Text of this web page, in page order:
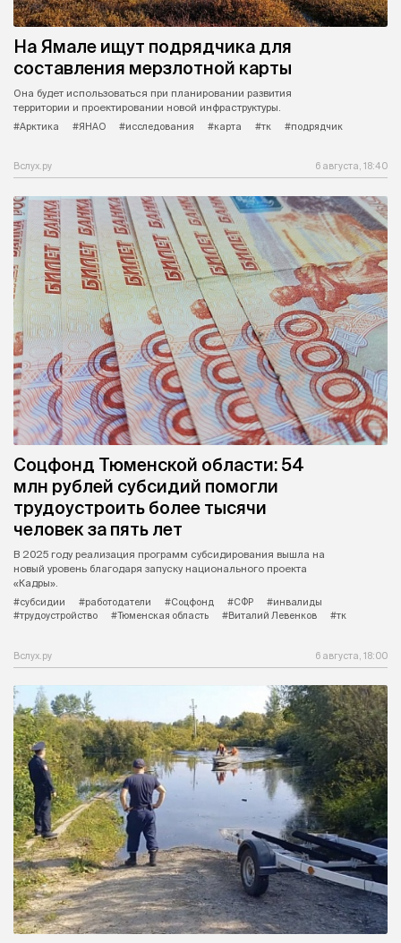
На Ямале ищут подрядчика для
составления мерзлотной карты
Она будет использоваться при планировании развития
территории и проектировании новой инфраструктуры.
#Арктика
#ЯНАО #исследования #карта #тк #подрядчик
Вслух.ру 6 августа, 18:40
Соцфонд Тюменской области: 54
млн рублей субсидий помогли
трудоустроить более тысячи
человек за пять лет
В 2025 году реализация программ субсидирования вышла на
новый уровень благодаря запуску национального проекта
«Кадры».
#субсидии
#работодатели #Соцфонд #СФР
#инвалиды
#трудоустройство
#Тюменская область #Виталий Левенков #тк
Вслух.ру 6 августа, 18:00